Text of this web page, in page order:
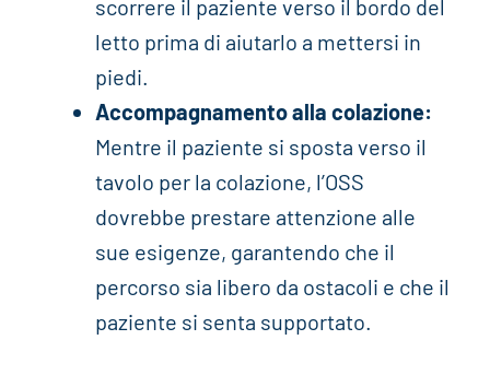
scorrere il paziente verso il bordo del
letto prima di aiutarlo a mettersi in
piedi.
Accompagnamento alla colazione:
Mentre il paziente si sposta verso il
tavolo per la colazione, l’OSS
dovrebbe prestare attenzione alle
sue esigenze, garantendo che il
percorso sia libero da ostacoli e che il
paziente si senta supportato.